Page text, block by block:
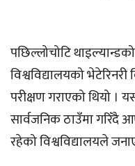
पछिल्लोचोटि
विश्वविद्यालयको
परीक्षण गराएको थियो ।
सार्वजनिक ठाउँमा गरिँदै
रहेको विश्वविद्यालयले